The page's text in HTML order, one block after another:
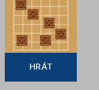
HRÁT